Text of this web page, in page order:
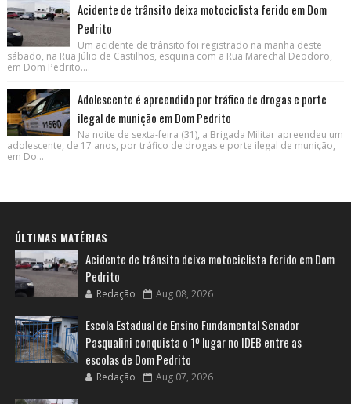
Acidente de trânsito deixa motociclista ferido em Dom
Pedrito
Um acidente de trânsito foi registrado na manhã deste
sábado, na Rua Júlio de Castilhos, esquina com a Rua Marechal Deodoro,
em Dom Pedrito....
Adolescente é apreendido por tráfico de drogas e porte
ilegal de munição em Dom Pedrito
Na noite de sexta-feira (31), a Brigada Militar apreendeu um
adolescente, de 17 anos, por tráfico de drogas e porte ilegal de munição,
em Do...
ÚLTIMAS MATÉRIAS
Acidente de trânsito deixa motociclista ferido em Dom
Pedrito
Redação Aug 08, 2026
Escola Estadual de Ensino Fundamental Senador
Pasqualini conquista o 1º lugar no IDEB entre as
escolas de Dom Pedrito
Redação Aug 07, 2026